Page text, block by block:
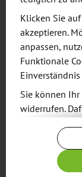
werden heiß
08.
Agenda.
Was erwartet
Das
am ersten
Welcome
Klicken Sie auf
akzeptieren.
anpassen,
Funktionale
Sie können
widerrufen.
Verfügung.
Weitere